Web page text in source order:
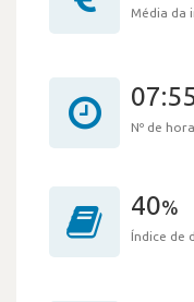
Média da
Nº de
40%
Índice de